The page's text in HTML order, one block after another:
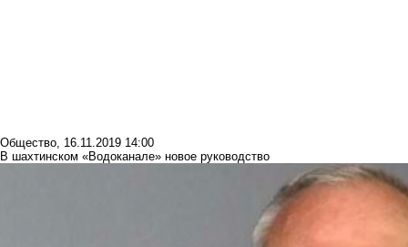
Общество, 16.11.2019 14:00
В шахтинском «Водоканале» новое руководство